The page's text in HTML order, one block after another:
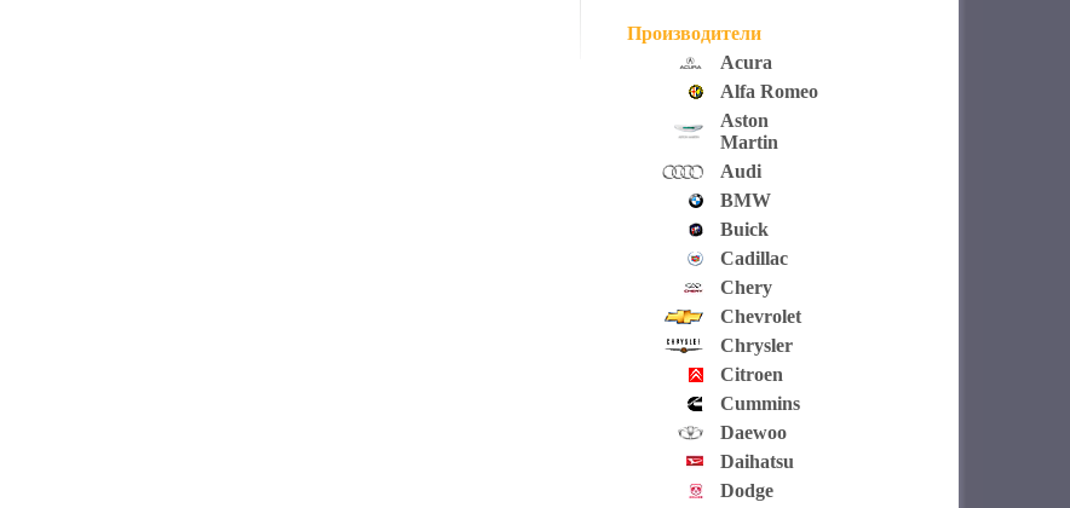
Производители
Acura
Alfa Romeo
Aston
Martin
Audi
BMW
Buick
Cadillac
Chery
Chevrolet
Chrysler
Citroen
Cummins
Daewoo
Daihatsu
Dodge